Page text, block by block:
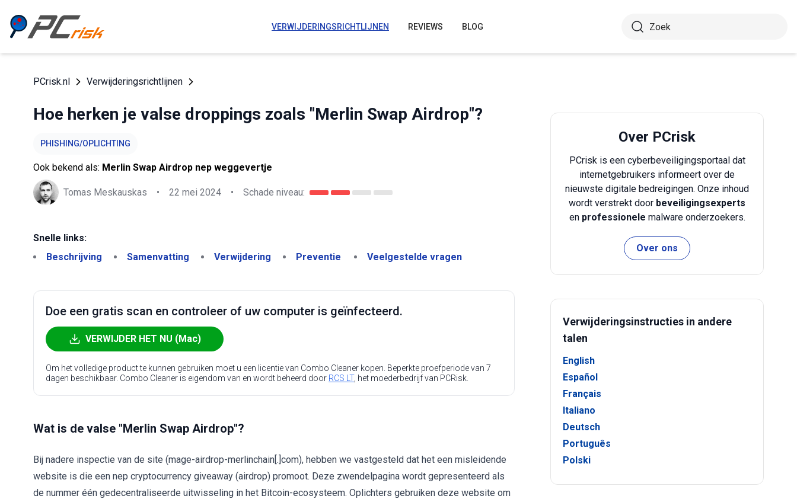
VERWIJDERINGSRICHTLIJNEN REVIEWS BLOG
PCrisk.nl Verwijderingsrichtlijnen
Hoe herken je valse droppings zoals "Merlin Swap Airdrop"?
PHISHING/OPLICHTING
Ook bekend als: Merlin Swap Airdrop nep weggevertje
Tomas Meskauskas • 22 mei 2024 • Schade niveau:
Snelle links:
Beschrijving
Samenvatting Verwijdering Preventie Veelgestelde vragen
Doe een gratis scan en controleer of uw computer is geïnfecteerd.
VERWIJDER HET NU (Mac)
Om het volledige product te kunnen gebruiken moet u een licentie van Combo Cleaner kopen. Beperkte proefperiode van 7
dagen beschikbaar. Combo Cleaner is eigendom van en wordt beheerd door RCS LT, het moederbedrijf van PCRisk.
Wat is de valse "Merlin Swap Airdrop"?
Bij nadere inspectie van de site (mage-airdrop-merlinchain[.]com), hebben we vastgesteld dat het een misleidende
website is die een nep cryptocurrency giveaway (airdrop) promoot. Deze zwendelpagina wordt gepresenteerd als
de nummer één gedecentraliseerde uitwisseling in het Bitcoin-ecosysteem. Oplichters gebruiken deze website om
Over PCrisk
PCrisk is een cyberbeveiligingsportaal dat
internetgebruikers informeert over de
nieuwste digitale bedreigingen. Onze inhoud
wordt verstrekt door beveiligingsexperts
en professionele malware onderzoekers.
Over ons
Verwijderingsinstructies in andere
talen
English
Español
Français
Italiano
Deutsch
Português
Polski